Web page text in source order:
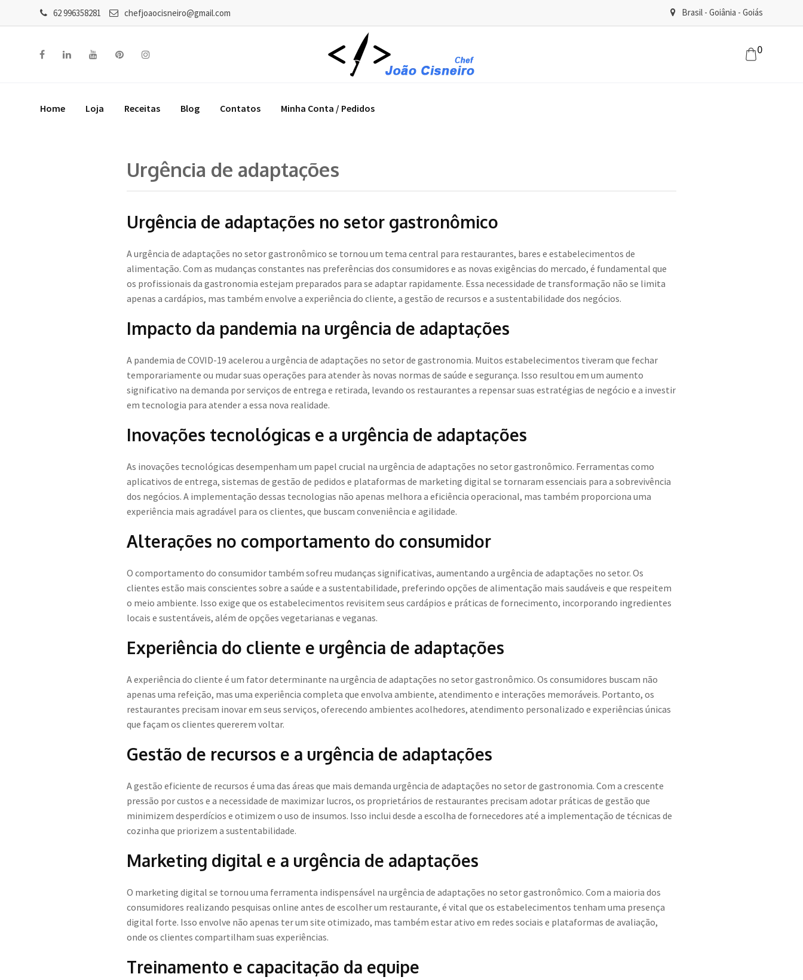
62 996358281 chefjoaocisneiro@gmail.com Brasil - Goiânia - Goiás
0
Home Loja Receitas Blog Contatos Minha Conta / Pedidos
Urgência de adaptações
Urgência de adaptações no setor gastronômico
A urgência de adaptações no setor gastronômico se tornou um tema central para restaurantes, bares e estabelecimentos de
alimentação. Com as mudanças constantes nas preferências dos consumidores e as novas exigências do mercado, é fundamental que
os profissionais da gastronomia estejam preparados para se adaptar rapidamente. Essa necessidade de transformação não se limita
apenas a cardápios, mas também envolve a experiência do cliente, a gestão de recursos e a sustentabilidade dos negócios.
Impacto da pandemia na urgência de adaptações
A pandemia de COVID-19 acelerou a urgência de adaptações no setor de gastronomia. Muitos estabelecimentos tiveram que fechar
temporariamente ou mudar suas operações para atender às novas normas de saúde e segurança. Isso resultou em um aumento
significativo na demanda por serviços de entrega e retirada, levando os restaurantes a repensar suas estratégias de negócio e a investir
em tecnologia para atender a essa nova realidade.
Inovações tecnológicas e a urgência de adaptações
As inovações tecnológicas desempenham um papel crucial na urgência de adaptações no setor gastronômico. Ferramentas como
aplicativos de entrega, sistemas de gestão de pedidos e plataformas de marketing digital se tornaram essenciais para a sobrevivência
dos negócios. A implementação dessas tecnologias não apenas melhora a eficiência operacional, mas também proporciona uma
experiência mais agradável para os clientes, que buscam conveniência e agilidade.
Alterações no comportamento do consumidor
O comportamento do consumidor também sofreu mudanças significativas, aumentando a urgência de adaptações no setor. Os
clientes estão mais conscientes sobre a saúde e a sustentabilidade, preferindo opções de alimentação mais saudáveis e que respeitem
o meio ambiente. Isso exige que os estabelecimentos revisitem seus cardápios e práticas de fornecimento, incorporando ingredientes
locais e sustentáveis, além de opções vegetarianas e veganas.
Experiência do cliente e urgência de adaptações
A experiência do cliente é um fator determinante na urgência de adaptações no setor gastronômico. Os consumidores buscam não
apenas uma refeição, mas uma experiência completa que envolva ambiente, atendimento e interações memoráveis. Portanto, os
restaurantes precisam inovar em seus serviços, oferecendo ambientes acolhedores, atendimento personalizado e experiências únicas
que façam os clientes quererem voltar.
Gestão de recursos e a urgência de adaptações
A gestão eficiente de recursos é uma das áreas que mais demanda urgência de adaptações no setor de gastronomia. Com a crescente
pressão por custos e a necessidade de maximizar lucros, os proprietários de restaurantes precisam adotar práticas de gestão que
minimizem desperdícios e otimizem o uso de insumos. Isso inclui desde a escolha de fornecedores até a implementação de técnicas de
cozinha que priorizem a sustentabilidade.
Marketing digital e a urgência de adaptações
O marketing digital se tornou uma ferramenta indispensável na urgência de adaptações no setor gastronômico. Com a maioria dos
consumidores realizando pesquisas online antes de escolher um restaurante, é vital que os estabelecimentos tenham uma presença
digital forte. Isso envolve não apenas ter um site otimizado, mas também estar ativo em redes sociais e plataformas de avaliação,
onde os clientes compartilham suas experiências.
Treinamento e capacitação da equipe